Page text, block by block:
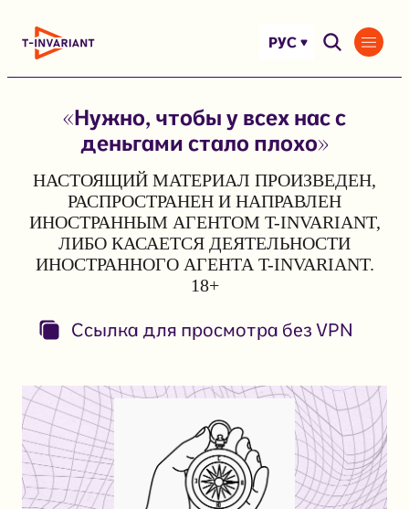
РУС
«Нужно, чтобы у всех нас с
деньгами стало плохо»
НАСТОЯЩИЙ МАТЕРИАЛ ПРОИЗВЕДЕН,
РАСПРОСТРАНЕН И НАПРАВЛЕН
ИНОСТРАННЫМ АГЕНТОМ T-INVARIANT,
ЛИБО КАСАЕТСЯ ДЕЯТЕЛЬНОСТИ
ИНОСТРАННОГО АГЕНТА T-INVARIANT.
18+
Ссылка для просмотра без VPN